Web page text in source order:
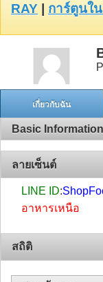
RAY
การ์ตูนใ
เกี่ยวกับฉัน
Basic Information
ลายเซ็นต์
LINE ID:
อาหารเหนือ
สถิติ